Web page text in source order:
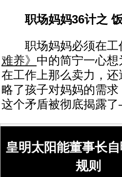
职场妈妈36计之
职场妈妈必须在工
难养》 中的简宁一心
在工作上那么卖力，
略了孩子对妈妈的需
这个矛盾被彻底揭露
皇明太阳能董事长
规则